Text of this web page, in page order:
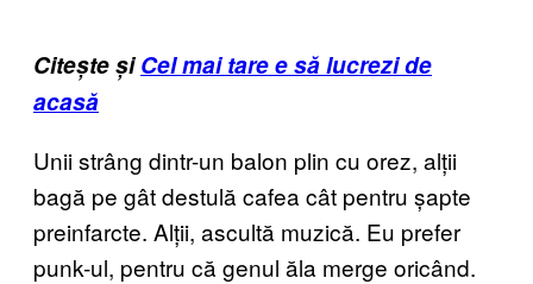
Citește șiCel mai tare e să lucrezi de
acasă
Unii strâng dintr-un balon plin cu orez, alții
bagă pe gât destulă cafea cât pentru șapte
preinfarcte. Alții, ascultă muzică. Eu prefer
punk-ul, pentru că genul ăla merge oricând.